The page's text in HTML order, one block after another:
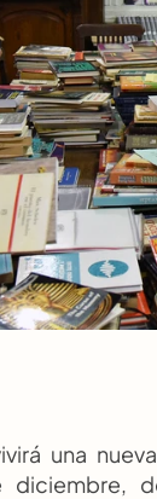
una